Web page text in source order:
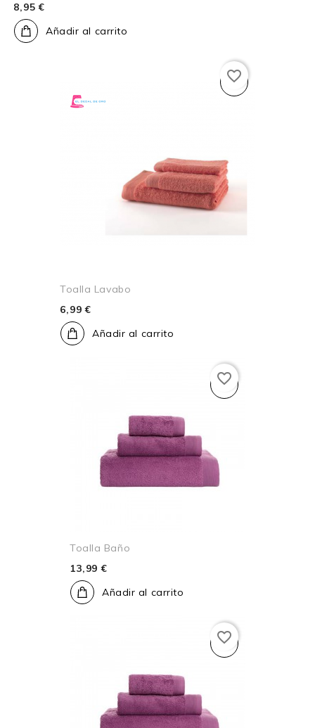
8,95 €
Añadir al carrito
Toalla Lavabo
6,99 €
Añadir al carrito
favorite_border
Toalla Baño
13,99 €
Añadir al carrito
favorite_border
favorite_border